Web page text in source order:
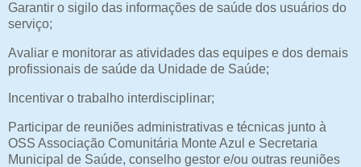
Garantir o sigilo das informações de saúde dos usuários do
serviço;
Avaliar e monitorar as atividades das equipes e dos demais
profissionais de saúde da Unidade de Saúde;
Incentivar o trabalho interdisciplinar;
Participar de reuniões administrativas e técnicas junto à
OSS Associação Comunitária Monte Azul e Secretaria
Municipal de Saúde, conselho gestor e/ou outras reuniões